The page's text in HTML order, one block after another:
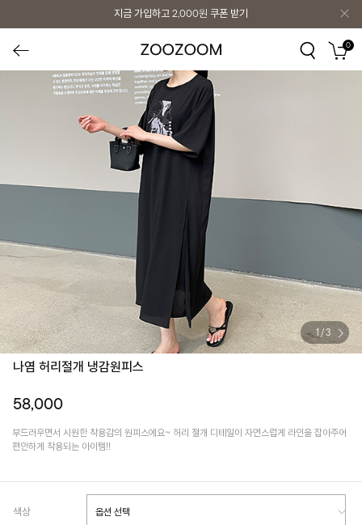
지금 가입하고 2,000원 쿠폰 받기
0
/ 3
나염 허리절개 냉감원피스
58,000
부드러우면서 시원한 착용감의 원피스에요~ 허리 절개 디테일이 자연스럽게 라인을 잡아주어
편안하게 착용되는 아이템!!
색상